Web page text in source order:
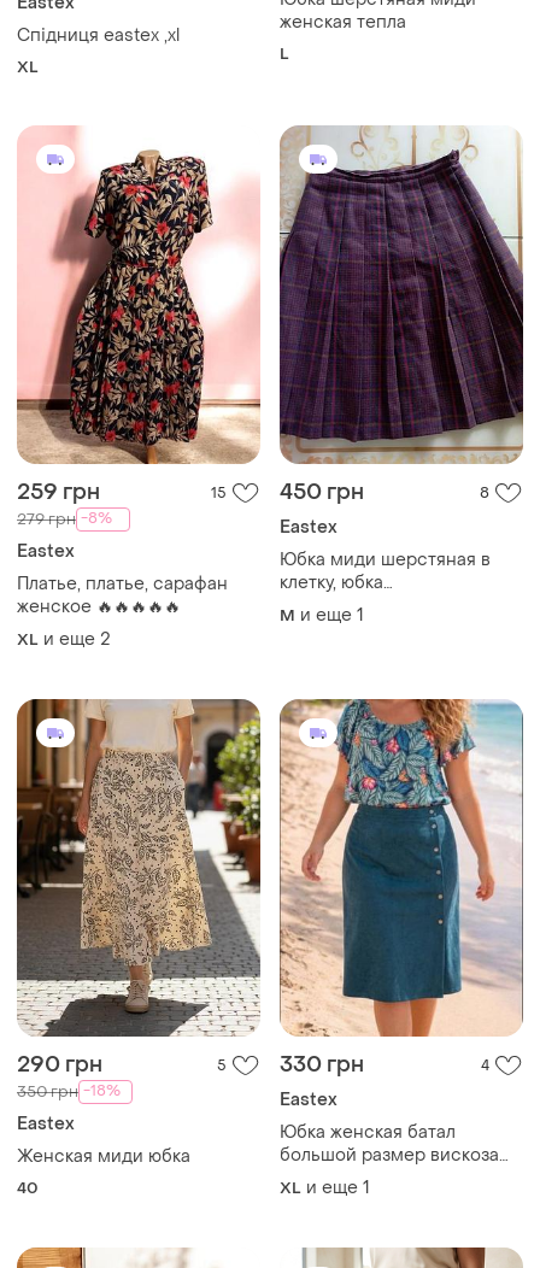
Спідниця eastex ,xl
XL
женская тепла
L
259 грн 15
279 грн -8%
Eastex
Платье, платье, сарафан
женское 🔥🔥🔥🔥🔥
XL и еще 2
450 грн 8
Eastex
Юбка миди шерстяная в
клетку, юбка
плиссированная винтажная
клетчатая eastex heirloon
M и еще 1
290 грн 5
350 грн -18%
Eastex
Женская миди юбка
40
330 грн 4
Eastex
Юбка женская батал
большой размер вискоза
прямого кроя за колено
цвета морской волны
XL и еще 1